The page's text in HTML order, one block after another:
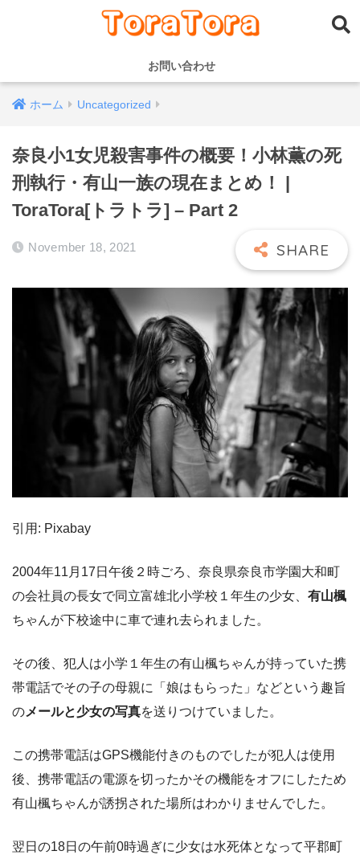
お問い合わせ
ホーム Uncategorized
奈良小1女児殺害事件の概要！小林薫の死
刑執行・有山一族の現在まとめ！ |
ToraTora[トラトラ] – Part 2
November 18, 2021
引用: Pixabay
2004年11月17日午後２時ごろ、奈良県奈良市学園大和町
の会社員の長女で同立富雄北小学校１年生の少女、 有山楓
ちゃんが下校途中に車で連れ去られました。
その後、犯人は小学１年生の有山楓ちゃんが持っていた携
帯電話でその子の母親に「娘はもらった」などという趣旨
のメールと少女の写真を送りつけていました。
この携帯電話はGPS機能付きのものでしたが犯人は使用
後、携帯電話の電源を切ったかその機能をオフにしたため
有山楓ちゃんが誘拐された場所はわかりませんでした。
翌日の18日の午前0時過ぎに少女は水死体となって平郡町